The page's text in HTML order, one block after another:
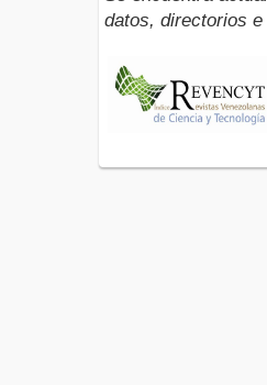
datos, directorios